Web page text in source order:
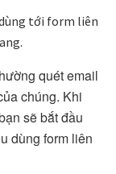
dùng tới form liên
quét email
chúng. Khi
sẽ bắt đầu
dùng form liên